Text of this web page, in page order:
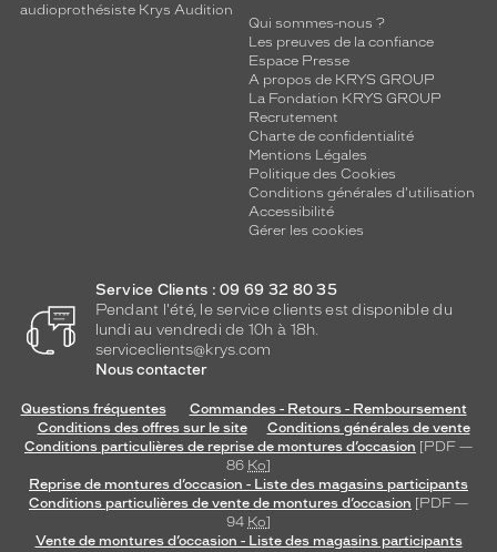
audioprothésiste Krys Audition
Qui sommes-nous ?
Les preuves de la confiance
Espace Presse
A propos de KRYS GROUP
La Fondation KRYS GROUP
Recrutement
Charte de confidentialité
Mentions Légales
Politique des Cookies
Conditions générales d'utilisation
Accessibilité
Gérer les cookies
Service Clients : 09 69 32 80 35
Pendant l'été, le service clients est disponible du
lundi au vendredi de 10h à 18h.
serviceclients@krys.com
Nous contacter
Questions fréquentes
Commandes - Retours - Remboursement
Conditions des offres sur le site
Conditions générales de vente
Conditions particulières de reprise de montures d’occasion [PDF —
86 Ko]
Reprise de montures d’occasion - Liste des magasins participants
Conditions particulières de vente de montures d’occasion [PDF —
94 Ko]
Vente de montures d’occasion - Liste des magasins participants